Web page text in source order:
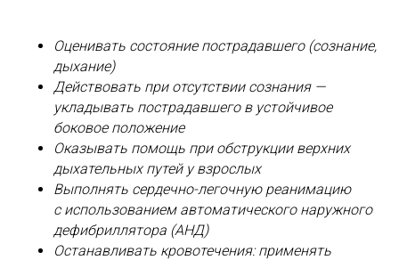
Оценивать состояние пострадавшего (сознание,
дыхание)
Действовать при отсутствии сознания —
укладывать пострадавшего в устойчивое
боковое положение
Оказывать помощь при обструкции верхних
дыхательных путей у взрослых
Выполнять сердечно-легочную реанимацию
с использованием автоматического наружного
дефибриллятора (АНД)
Останавливать кровотечения: применять